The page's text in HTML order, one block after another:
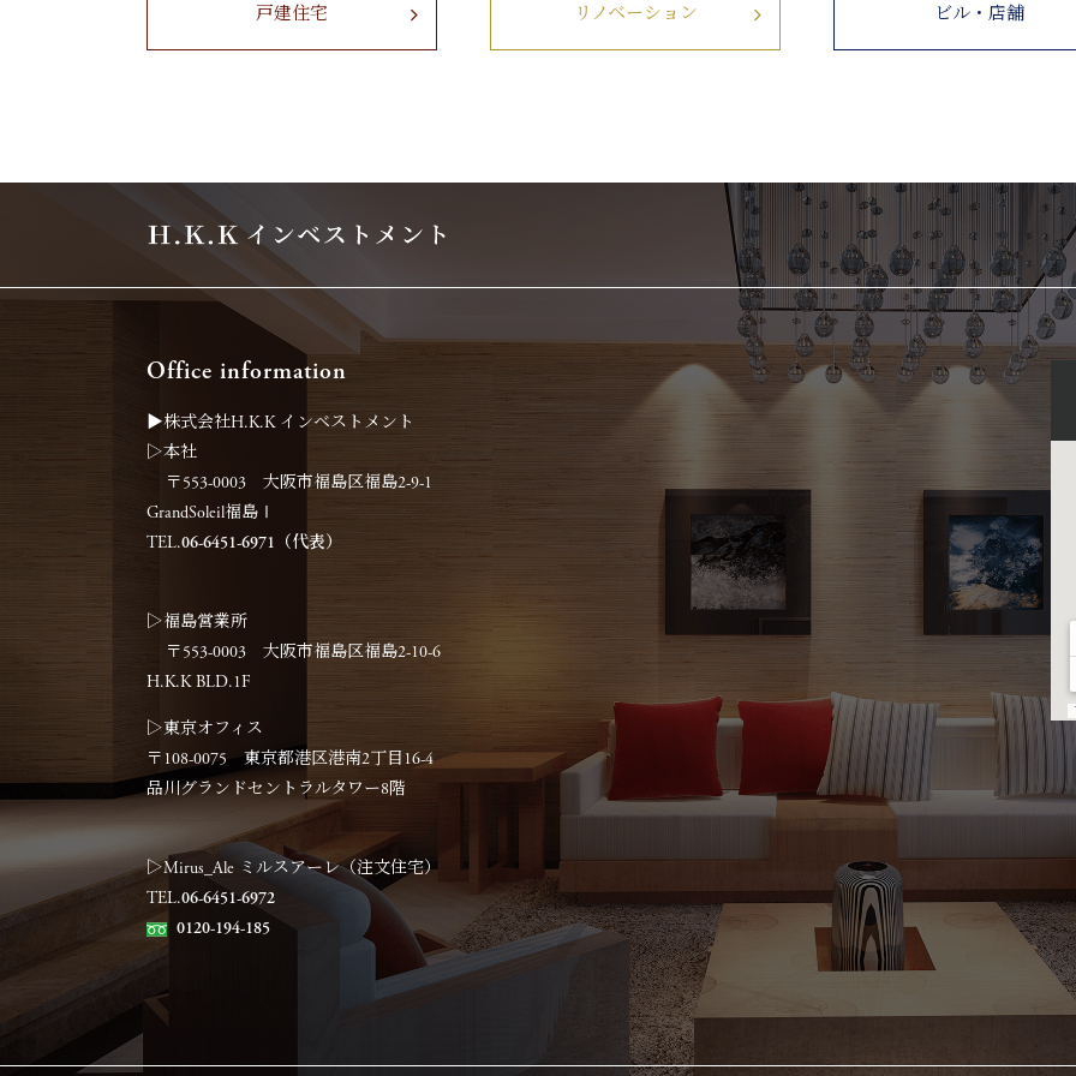
戸建住宅 リノベーション ビル・店舗
Office information
▶︎株式会社H.K.K インベストメント
▷本社
〒553-0003 大阪市福島区福島2-9-1
GrandSoleil福島Ⅰ
TEL.06-6451-6971（代表）
▷福島営業所
〒553-0003 大阪市福島区福島2-10-6
H.K.K BLD.1F
▷東京オフィス
〒108-0075 東京都港区港南2丁目16-4
品川グランドセントラルタワー8階
▷Mirus_Ale ミルスアーレ（注文住宅）
TEL.06-6451-6972
0120-194-185